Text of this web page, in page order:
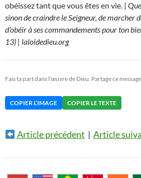
obéissez tant que vous êtes en vie. |
sinon de craindre le Seigneur, de marcher
d’obéir à ses commandements pour ton
13) | laloidedieu.org
Fais ta part dans l’œuvre de Dieu. Partage ce
COPIER L’IMAGE COPIER LE TEXTE
Article précédent | Article